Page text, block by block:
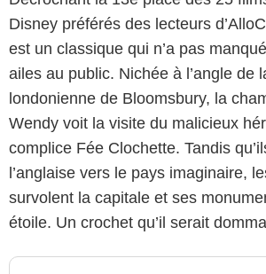
Disney préférés des lecteurs
est un classique qui n’a pas
ailes au public. Nichée à l’angle de
londonienne de Bloomsbury, la
Wendy voit la visite du malicieux
complice Fée Clochette. Tandis
l’anglaise vers le pays imaginaire,
survolent la capitale et ses
étoile. Un crochet qu’il serait